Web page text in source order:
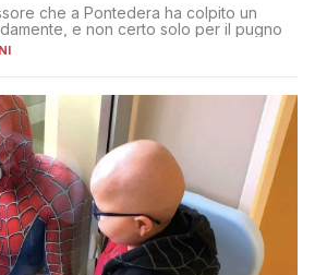
che a Pontedera ha colpito un
e non certo solo per il pugno